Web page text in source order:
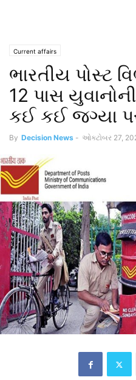
Current affairs
ભારતીય પોસ્ટ
12 પાસ
કઈ કઈ જગ્યા
By Decision News - ઓક્ટોબર 27,